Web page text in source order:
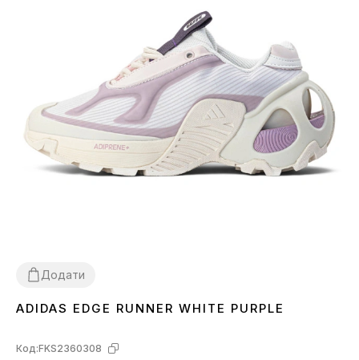
Додати
36 3738 39 40
ADIDAS EDGE RUNNER WHITE PURPLE
Код:FKS2360308